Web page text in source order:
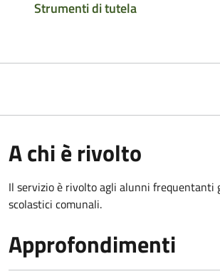
Strumenti di tutela
A chi è rivolto
Il servizio è rivolto agli alunni
scolastici comunali.
Approfondimenti